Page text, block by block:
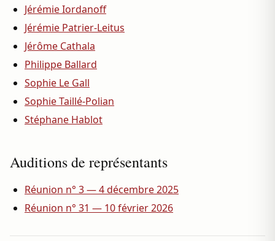
Jérémie Iordanoff
Jérémie Patrier-Leitus
Jérôme Cathala
Philippe Ballard
Sophie Le Gall
Sophie Taillé-Polian
Stéphane Hablot
Auditions de représentants
Réunion n° 3 — 4 décembre 2025
Réunion n° 31 — 10 février 2026